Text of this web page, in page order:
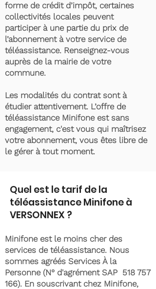
forme de crédit d’impôt, certaines
collectivités locales peuvent
participer à une partie du prix de
l’abonnement à votre service de
téléassistance. Renseignez-vous
auprès de la mairie de votre
commune.
Les modalités du contrat sont à
étudier attentivement. L’offre de
téléassistance Minifone est sans
engagement, c'est vous qui maîtrisez
votre abonnement, vous êtes libre de
le gérer à tout moment.
Quel est le tarif de la
téléassistance Minifone à
VERSONNEX ?
Minifone est le moins cher des
services de téléassistance. Nous
sommes agréés Services À la
Personne (N° d'agrément SAP 518 757
166). En souscrivant chez Minifone,